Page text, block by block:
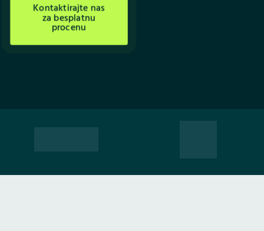
Kontaktirajte nas
za besplatnu
procenu